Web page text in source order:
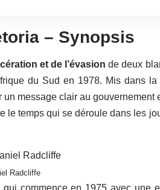
– Synopsis
et de l’évasion de deux
du Sud en 1978. Mis dans
un message clair au gouvernement
le temps qui se déroule dans les
Radcliffe